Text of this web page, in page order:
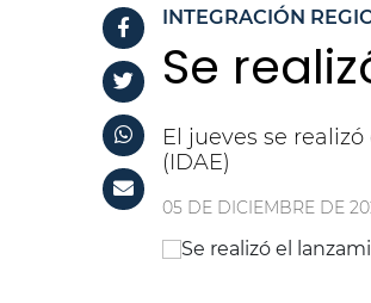
INTEGRACIÓN
Se
El jueves se
(IDAE)
05 DE DICIEMBRE DE